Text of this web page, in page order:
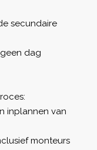
secundaire
dag
inplannen van
monteurs